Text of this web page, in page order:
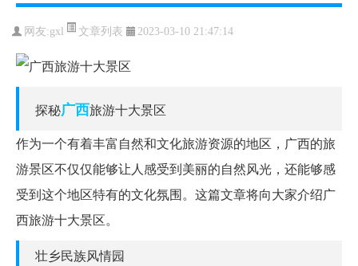
网友:gxl 文章列表 2023-03-10 21:47:14
探秘广西旅游十大景区
作为一个有着丰富自然和文化旅游资源的地区，广西的旅
游景区不仅仅能够让人感受到美丽的自然风光，还能够感
受到这个地区特有的文化氛围。这篇文章将向大家介绍广
西旅游十大景区。
壮乡民族风情园